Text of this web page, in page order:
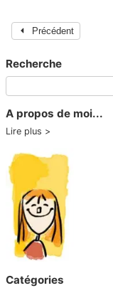
Précédent
Recherche
A propos de moi...
Lire plus
Catégories